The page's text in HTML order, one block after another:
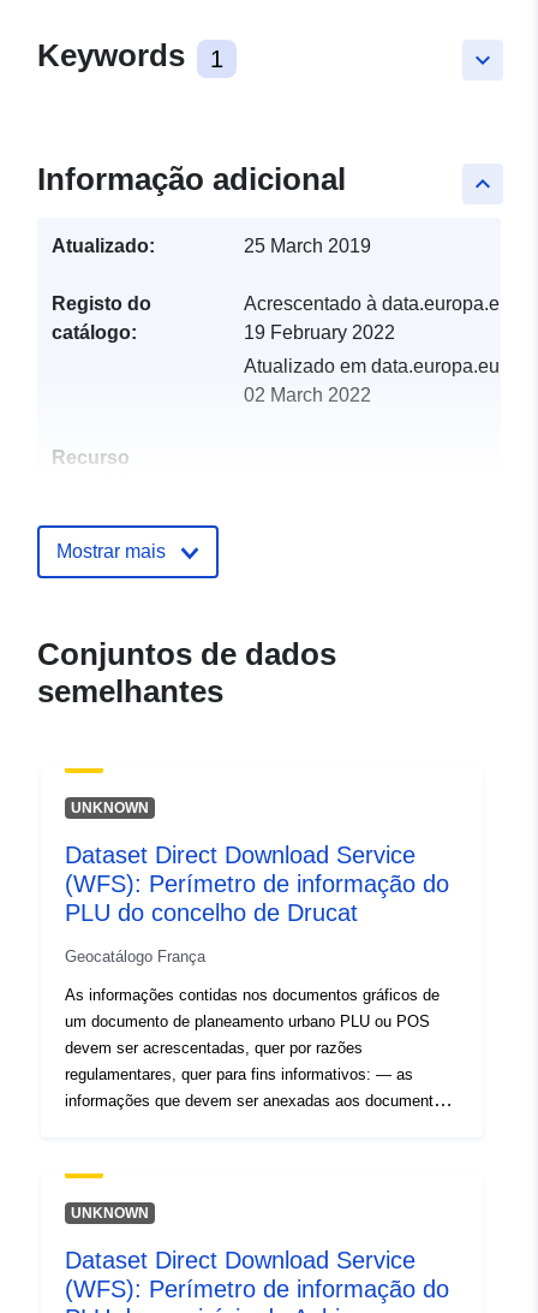
keyboard_arrow_down
Keywords 1
keyboard_arrow_up
Informação adicional
Atualizado: 25 March 2019
Registo do
catálogo:
Acrescentado à data.europa.eu:
19 February 2022
Atualizado em data.europa.eu:
02 March 2022
Recurso
Identificadores:
981f6f44e7cf
http://inspire.ec.europa.eu/
codelist/ResourceType/services
Mostrar mais
Conjuntos de dados
semelhantes
UNKNOWN
Dataset Direct Download Service
(WFS): Perímetro de informação do
PLU do concelho de Drucat
Geocatálogo França
As informações contidas nos documentos gráficos de
um documento de planeamento urbano PLU ou POS
devem ser acrescentadas, quer por razões
regulamentares, quer para fins informativos: — as
informações que devem ser anexadas aos documentos
informações comunicadas nos documentos gráficos a
título informativo.
UNKNOWN
Dataset Direct Download Service
(WFS): Perímetro de informação do